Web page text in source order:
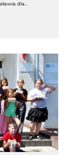
dla…